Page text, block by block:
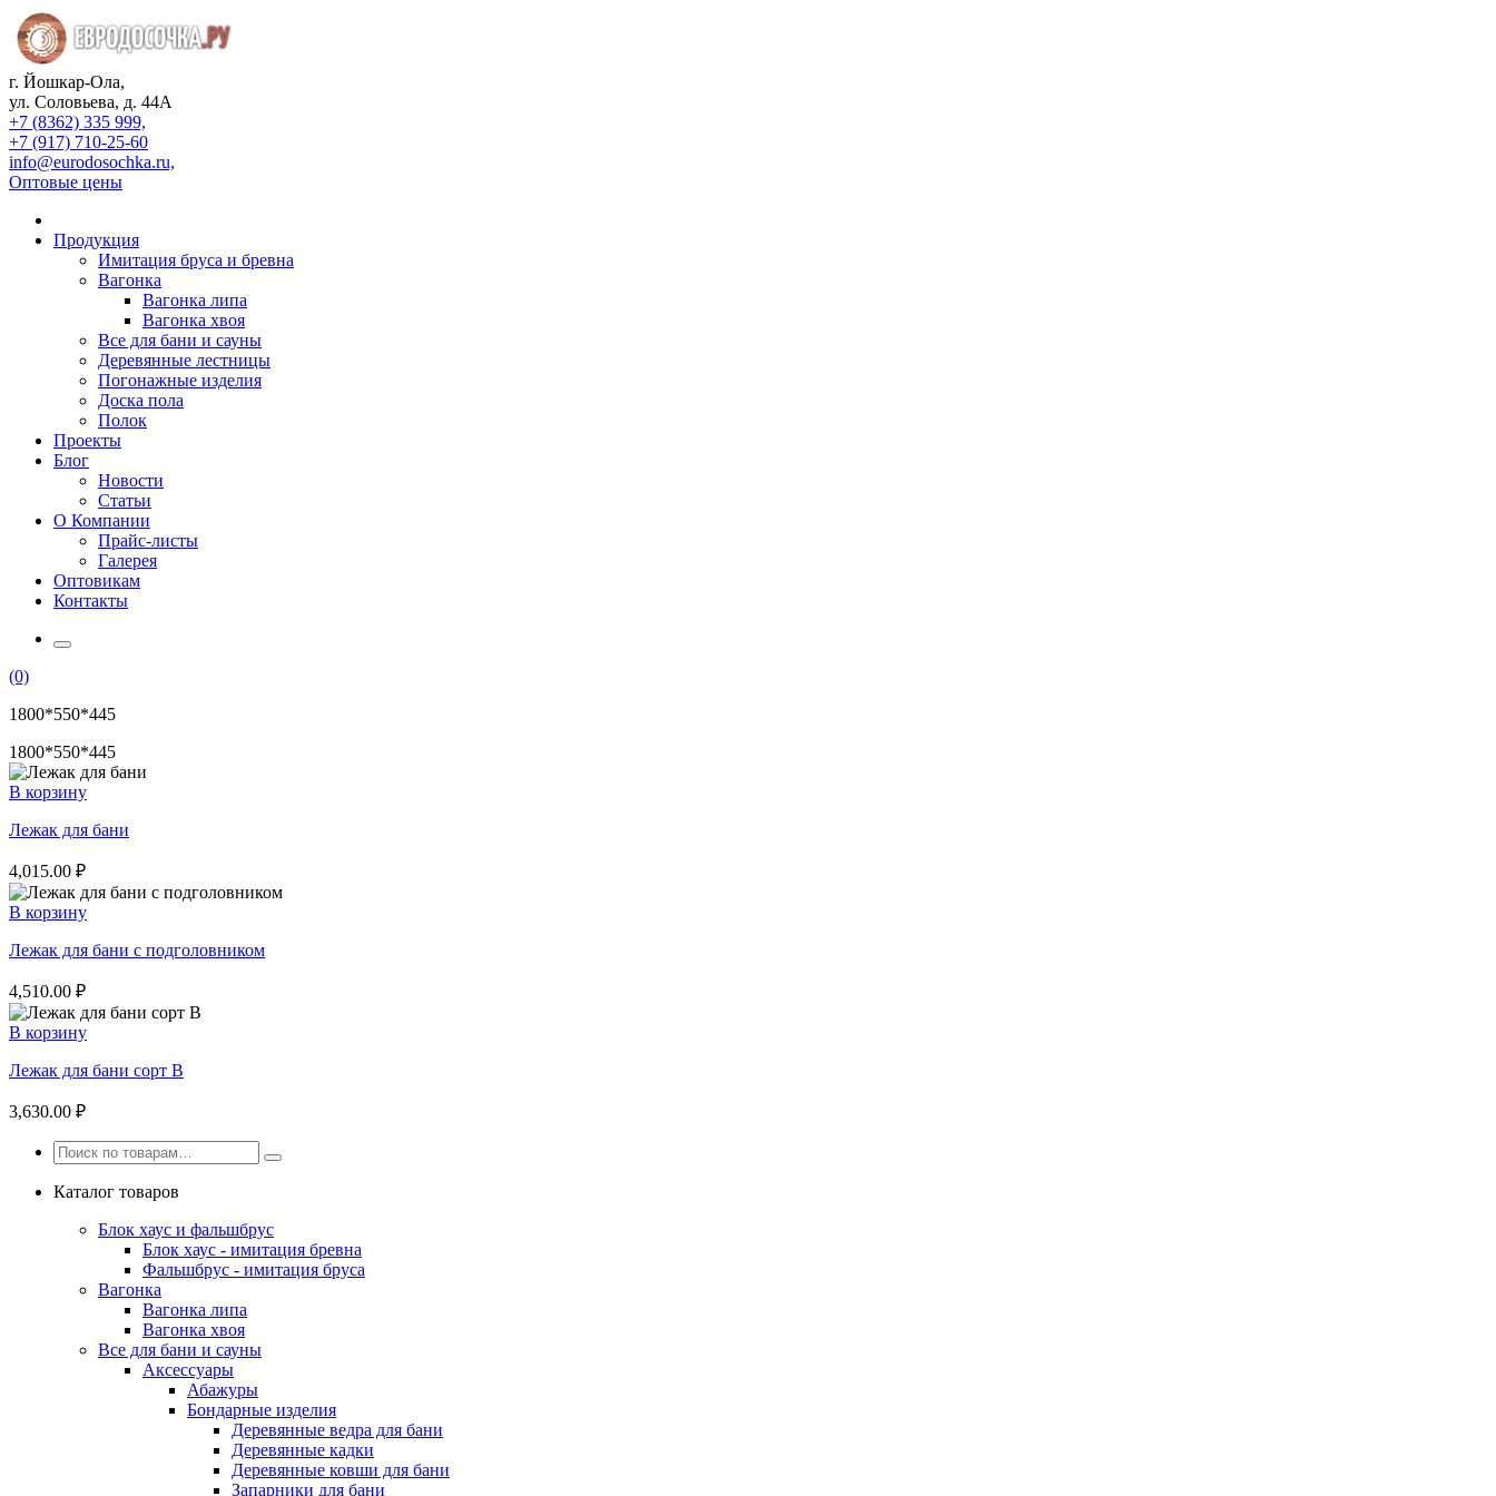
г. Йошкар-Ола,
ул. Соловьева, д. 44А
+7 (8362) 335 999,
+7 (917) 710-25-60
info@eurodosochka.ru,
Оптовые цены
Продукция
Имитация бруса и бревна
Вагонка
Вагонка липа
Вагонка хвоя
Все для бани и сауны
Деревянные лестницы
Погонажные изделия
Доска пола
Полок
Проекты
Блог
Новости
Статьи
О Компании
Прайс-листы
Галерея
Оптовикам
Контакты
(0)
1800*550*445
1800*550*445
В корзину
Лежак для бани
4,015.00 ₽
В корзину
Лежак для бани с подголовником
4,510.00 ₽
В корзину
Лежак для бани сорт В
3,630.00 ₽
Каталог товаров
Блок хаус и фальшбрус
Блок хаус - имитация бревна
Фальшбрус - имитация бруса
Вагонка
Вагонка липа
Вагонка хвоя
Все для бани и сауны
Аксессуары
Абажуры
Бондарные изделия
Деревянные ведра для бани
Деревянные кадки
Деревянные ковши для бани
Запарники для бани